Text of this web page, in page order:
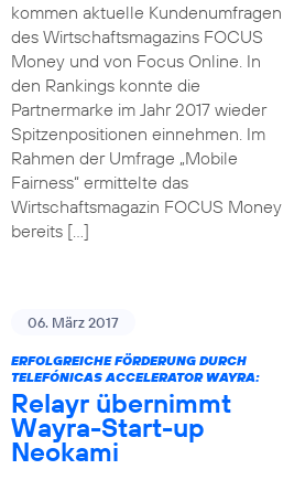
kommen aktuelle Kundenumfragen
des Wirtschaftsmagazins FOCUS
Money und von Focus Online. In
den Rankings konnte die
Partnermarke im Jahr 2017 wieder
Spitzenpositionen einnehmen. Im
Rahmen der Umfrage „Mobile
Fairness“ ermittelte das
Wirtschaftsmagazin FOCUS Money
bereits […]
06. März 2017
ERFOLGREICHE FÖRDERUNG DURCH
TELEFÓNICAS ACCELERATOR WAYRA:
Relayr übernimmt
Wayra-Start-up
Neokami